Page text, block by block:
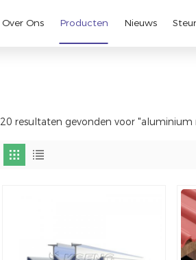
Over Ons Producten Nieuws
20 resultaten gevonden voor "aluminium